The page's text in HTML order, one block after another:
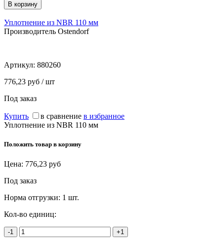
Уплотнение из NBR 110 мм
Производитель Ostendorf
Артикул: 880260
776,23 руб / шт
Под заказ
Купить в сравнение в избранное
Уплотнение из NBR 110 мм
Положить товар в корзину
Цена: 776,23 руб
Под заказ
Норма отгрузки: 1 шт.
Кол-во единиц:
-1 +1